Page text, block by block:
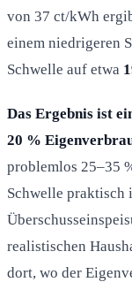
von 37 ct/kWh
einem niedrigeren
Schwelle auf etwa
Das Ergebnis ist
20 %
problemlos 25–35
Schwelle praktisch
realistischen
dort, wo der